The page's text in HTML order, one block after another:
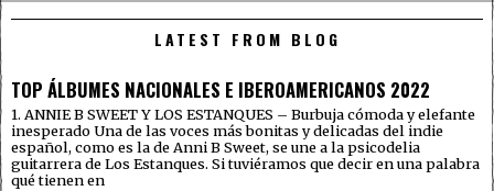
LATEST FROM BLOG
TOP ÁLBUMES NACIONALES E IBEROAMERICANOS 2022
1. ANNIE B SWEET Y LOS ESTANQUES – Burbuja cómoda y elefante
inesperado Una de las voces más bonitas y delicadas del indie
español, como es la de Anni B Sweet, se une a la psicodelia
guitarrera de Los Estanques. Si tuviéramos que decir en una palabra
qué tienen en